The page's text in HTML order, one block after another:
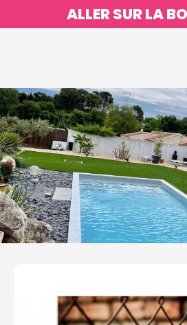
ALLER SUR LA